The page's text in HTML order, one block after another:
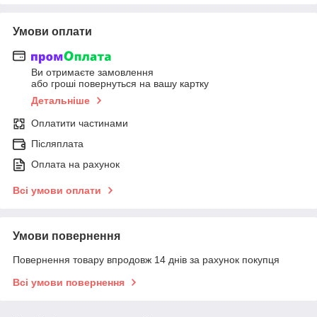
Умови оплати
Ви отримаєте замовлення
або гроші повернуться на вашу картку
Детальніше
Оплатити частинами
Післяплата
Оплата на рахунок
Всі умови оплати
Умови повернення
Повернення товару впродовж 14 днів за рахунок покупця
Всі умови повернення